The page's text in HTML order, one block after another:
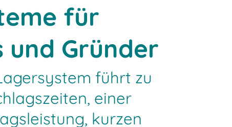
für
und Gründer
führt zu
einer
kurzen